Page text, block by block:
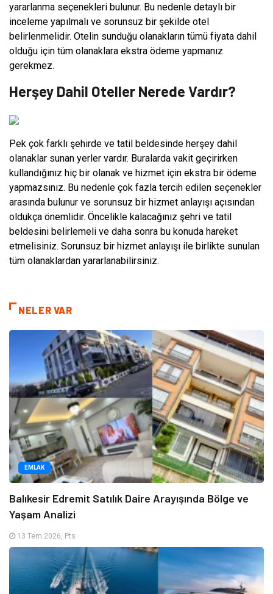
yararlanma seçenekleri bulunur. Bu nedenle detaylı bir
inceleme yapılmalı ve sorunsuz bir şekilde otel
belirlenmelidir. Otelin sunduğu olanakların tümü fiyata dahil
olduğu için tüm olanaklara ekstra ödeme yapmanız
gerekmez.
Herşey Dahil Oteller Nerede Vardır?
Pek çok farklı şehirde ve tatil beldesinde herşey dahil
olanaklar sunan yerler vardır. Buralarda vakit geçirirken
kullandığınız hiç bir olanak ve hizmet için ekstra bir ödeme
yapmazsınız. Bu nedenle çok fazla tercih edilen seçenekler
arasında bulunur ve sorunsuz bir hizmet anlayışı açısından
oldukça önemlidir. Öncelikle kalacağınız şehri ve tatil
beldesini belirlemeli ve daha sonra bu konuda hareket
etmelisiniz. Sorunsuz bir hizmet anlayışı ile birlikte sunulan
tüm olanaklardan yararlanabilirsiniz.
NELER VAR
EMLAK
Balıkesir Edremit Satılık Daire Arayışında Bölge ve
Yaşam Analizi
13 Tem 2026, Pts